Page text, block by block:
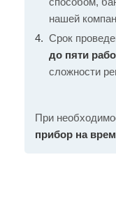
нашей
Срок
до пяти
сложности
При
прибор на